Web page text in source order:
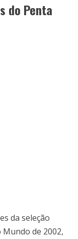
do Penta
da seleção
de 2002,